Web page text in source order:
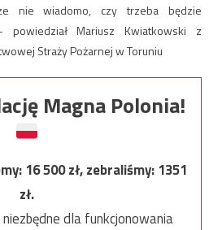
nie wiadomo, czy trzeba będzie
powiedział Mariusz Kwiatkowski z
Straży Pożarnej w Toruniu
Magna Polonia!
16 500zł, zebraliśmy:1351
zł.
dla funkcjonowania